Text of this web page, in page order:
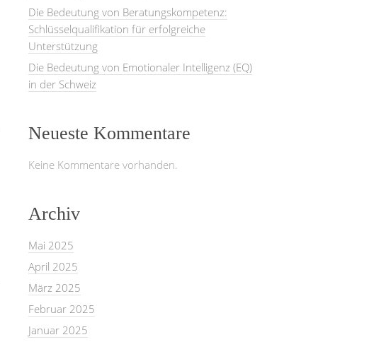
Die Bedeutung von Beratungskompetenz:
Schlüsselqualifikation für erfolgreiche
Unterstützung
Die Bedeutung von Emotionaler Intelligenz (EQ)
in der Schweiz
Neueste Kommentare
Keine Kommentare vorhanden.
Archiv
Mai 2025
April 2025
März 2025
Februar 2025
Januar 2025